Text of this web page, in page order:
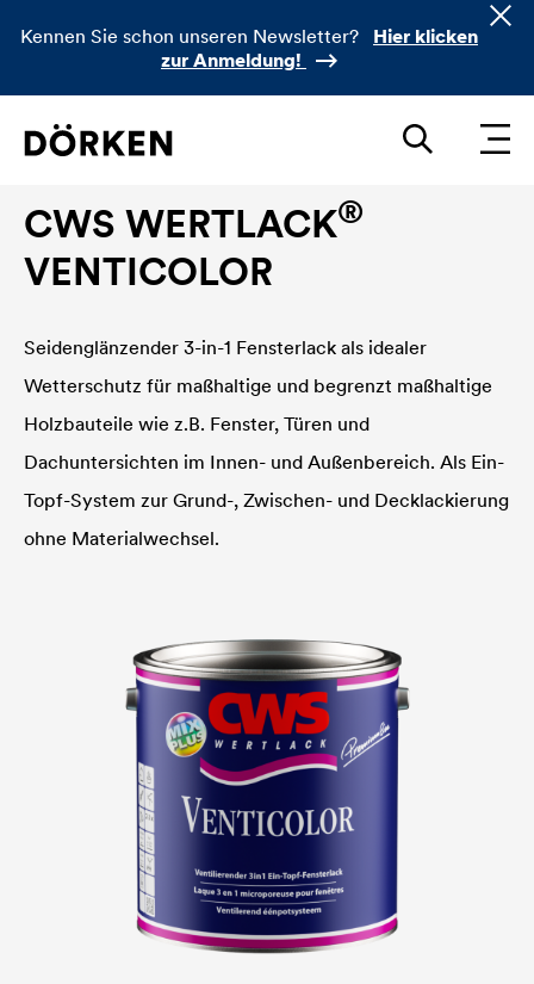
Kennen Sie schon unseren Newsletter?
Hier klicken
zur Anmeldung!
CWS WERTLACK®
VENTICOLOR
Seidenglänzender 3-in-1 Fensterlack als idealer
Wetterschutz für maßhaltige und begrenzt maßhaltige
Holzbauteile wie z.B. Fenster, Türen und
Dachuntersichten im Innen- und Außenbereich. Als Ein-
Topf-System zur Grund-, Zwischen- und Decklackierung
ohne Materialwechsel.